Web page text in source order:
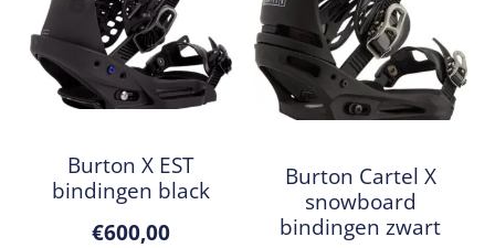
Burton X EST
bindingen black
€600,00
Burton Cartel X
snowboard
bindingen zwart